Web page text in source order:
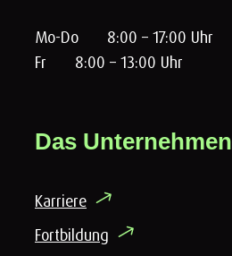
Mo-Do
8:00 – 17:00 Uhr
Fr
8:00 – 13:00 Uhr
Das Unternehmen
Karriere
Fortbildung